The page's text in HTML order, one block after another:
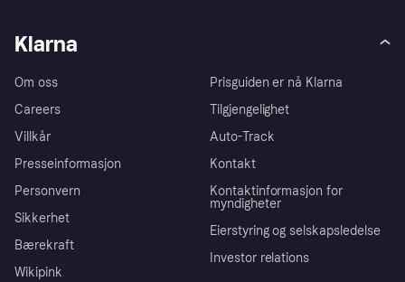
Klarna
Om oss
Careers
Villkår
Presseinformasjon
Personvern
Sikkerhet
Bærekraft
Wikipink
Prisguiden er nå Klarna
Tilgjengelighet
Auto-Track
Kontakt
Kontaktinformasjon for
myndigheter
Eierstyring og selskapsledelse
Investor relations